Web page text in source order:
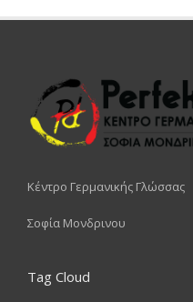
Κέντρο Γερμανικής Γλώσσας
Σοφία Μονδρινου
Tag Cloud